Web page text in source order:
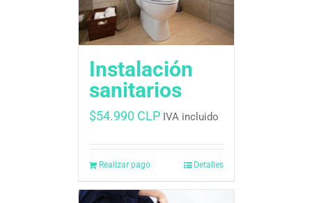
Instalación
sanitarios
$54.990 CLP IVA incluido
Realizar pago Detalles